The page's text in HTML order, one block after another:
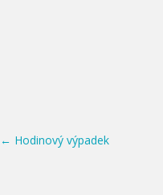
Post navigation
← Hodinový výpadek